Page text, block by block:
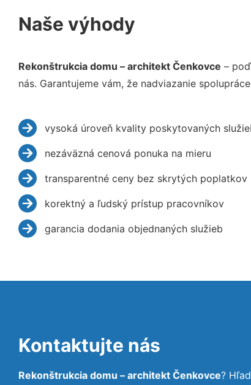
Naše výhody
Rekonštrukcia domu – architekt Čenkovce –
nás. Garantujeme vám, že nadviazanie
vysoká úroveň kvality poskytovaných
nezáväzná cenová ponuka na mieru
transparentné ceny bez skrytých poplatkov
korektný a ľudský prístup pracovníkov
garancia dodania objednaných služieb
Kontaktujte nás
Rekonštrukcia domu – architekt Čenkovce?